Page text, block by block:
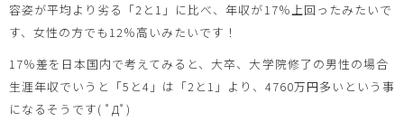
容姿が平均より劣る「2と1」に比べ、年収が17％上回ったみたいで
す、女性の方でも12％高いみたいです！
17％差を日本国内で考えてみると、大卒、大学院修了の男性の場合
生涯年収でいうと「5と4」は「2と1」より、4760万円多いという事
になるそうです( ﾟДﾟ)